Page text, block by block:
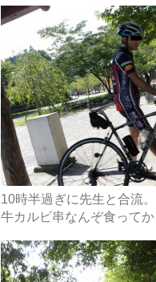
10時半過ぎに先生と合流。
牛カルビ串なんぞ食って